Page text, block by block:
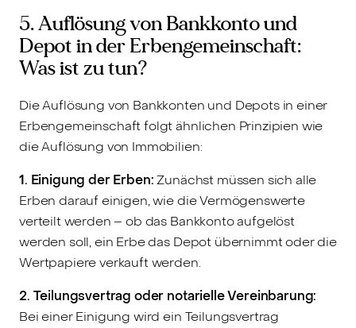
5. Auflösung von Bankkonto und
Depot in der Erbengemeinschaft:
Was ist zu tun?
Die Auflösung von Bankkonten und Depots in einer
Erbengemeinschaft folgt ähnlichen Prinzipien wie
die Auflösung von Immobilien:
1. Einigung der Erben:Zunächst müssen sich alle
Erben darauf einigen, wie die Vermögenswerte
verteilt werden – ob das Bankkonto aufgelöst
werden soll, ein Erbe das Depot übernimmt oder die
Wertpapiere verkauft werden.
2. Teilungsvertrag oder notarielle Vereinbarung:
Bei einer Einigung wird ein Teilungsvertrag